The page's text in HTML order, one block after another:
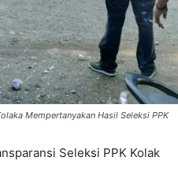
Mempertanyakan Hasil Seleksi PPK
Seleksi PPK Kolak